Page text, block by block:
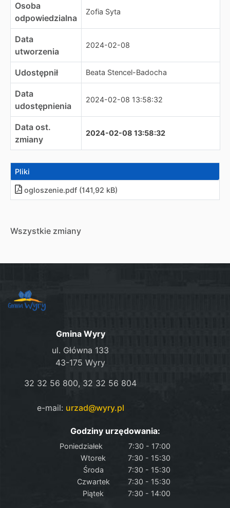
Osoba
odpowiedzialna
Zofia Syta
Data
utworzenia
2024-02-08
Udostępnił Beata Stencel-Badocha
Data
udostępnienia
2024-02-08 13:58:32
Data ost.
zmiany
2024-02-08 13:58:32
Pliki
ogloszenie.pdf (141,92 kB)
Wszystkie zmiany
Gmina Wyry
ul. Główna 133
43-175 Wyry
32 32 56 800, 32 32 56 804
e-mail: urzad@wyry.pl
Godziny urzędowania:
Poniedziałek
7:30 - 17:00
Wtorek
7:30 - 15:30
Środa
7:30 - 15:30
Czwartek
7:30 - 15:30
Piątek
7:30 - 14:00